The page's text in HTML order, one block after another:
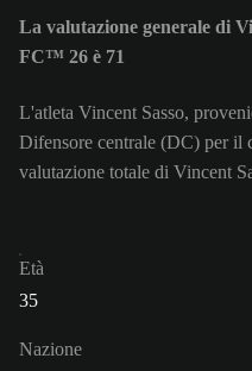
La valutazione generale di
FC™ 26 è 71
L'atleta Vincent Sasso,
Difensore centrale (DC) per il
valutazione totale di Vincent
Età
35
Nazione